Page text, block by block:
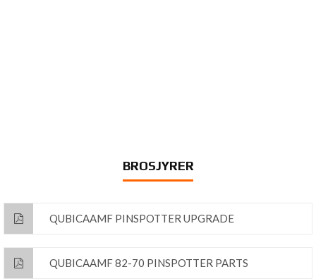
BROSJYRER
QUBICAAMF PINSPOTTER UPGRADE
QUBICAAMF 82-70 PINSPOTTER PARTS